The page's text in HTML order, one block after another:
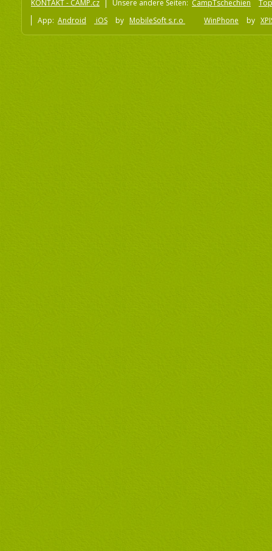
KONTAKT - CAMP.cz Unsere andere Seiten: CampTschechien
App: Android iOS by MobileSoft s.r.o WinPhone by